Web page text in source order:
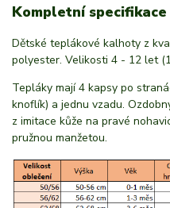
Kompletní specifikace
Dětské teplákové kalhoty z
polyester. Velikosti 4 - 12 let
Tepláky mají 4 kapsy po
knoflík) a jednu vzadu.
z imitace kůže na pravé
pružnou manžetou.